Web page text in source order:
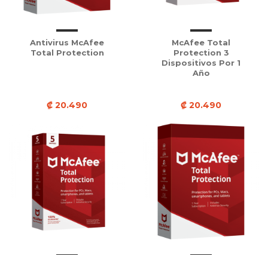
Antivirus McAfee
Total Protection
₡ 20.490
McAfee Total
Protection 3
Dispositivos Por 1
Año
₡ 20.490